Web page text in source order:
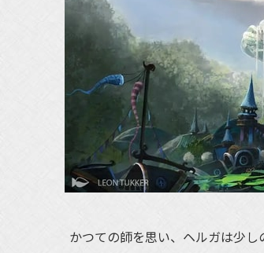
かつての師を思い、ヘルガは少し